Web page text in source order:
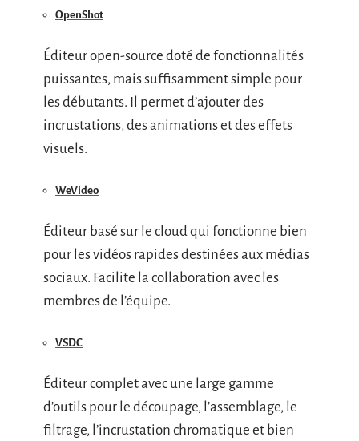
OpenShot
Éditeur open-source doté de fonctionnalités
puissantes, mais suffisamment simple pour
les débutants. Il permet d’ajouter des
incrustations, des animations et des effets
visuels.
WeVideo
Éditeur basé sur le cloud qui fonctionne bien
pour les vidéos rapides destinées aux médias
sociaux. Facilite la collaboration avec les
membres de l’équipe.
VSDC
Éditeur complet avec une large gamme
d’outils pour le découpage, l’assemblage, le
filtrage, l’incrustation chromatique et bien